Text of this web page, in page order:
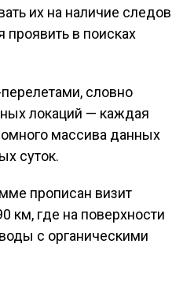
их на наличие следов
в поисках
словно
локаций — каждая
массива данных
суток.
прописан визит
км, где на поверхности
с органическими